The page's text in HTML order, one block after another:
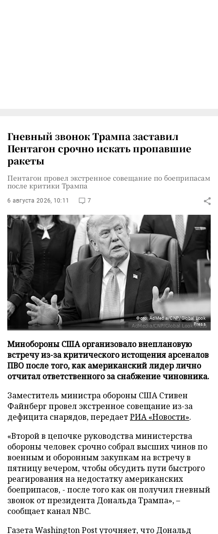
Гневный звонок Трампа заставил
Пентагон срочно искать пропавшие
ракеты
Пентагон провел экстренное совещание по боеприпасам
после критики Трампа
6 августа 2026, 10:11 7
Фото: AdMedia/CNP/Global Look
Press
Минобороны США организовало внеплановую
встречу из-за критического истощения арсеналов
ПВО после того, как американский лидер лично
отчитал ответственного за снабжение чиновника.
Заместитель министра обороны США Стивен
Файнберг провел экстренное совещание из-за
дефицита снарядов, передаетРИА «Новости».
«Второй в цепочке руководства министерства
обороны человек срочно собрал высших чинов по
военным и оборонным закупкам на встречу в
пятницу вечером, чтобы обсудить пути быстрого
реагирования на недостатку американских
боеприпасов, - после того как он получил гневный
звонок от президента Дональда Трампа», –
сообщает канал NBC.
Газета Washington Post уточняет, что Дональд